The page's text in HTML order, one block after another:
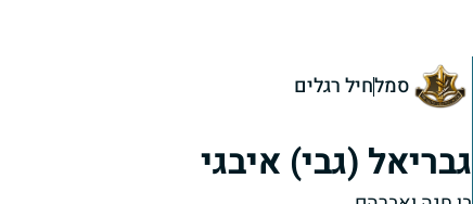
סמלחיל רגלים
גבריאל (גבי) איבגי